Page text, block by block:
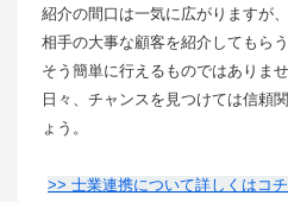
紹介の間口は一気に広がりますが、
相手の大事な顧客を紹介してもら
そう簡単に行えるものではありませ
日々、チャンスを見つけては信頼
ょう。
>> 士業連携について詳しくはコ